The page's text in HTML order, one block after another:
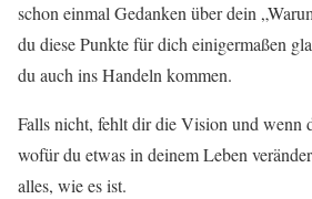
schon einmal Gedanken über dein
du diese Punkte für dich einigermaßen
du auch ins Handeln kommen.
Falls nicht, fehlt dir die Vision und wenn
wofür du etwas in deinem Leben
alles, wie es ist.